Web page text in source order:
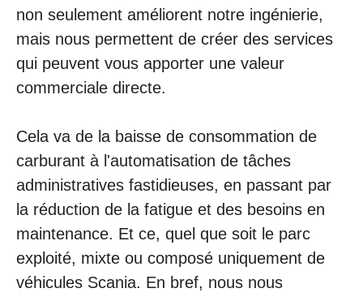
non seulement améliorent notre ingénierie,
mais nous permettent de créer des services
qui peuvent vous apporter une valeur
commerciale directe.
Cela va de la baisse de consommation de
carburant à l'automatisation de tâches
administratives fastidieuses, en passant par
la réduction de la fatigue et des besoins en
maintenance. Et ce, quel que soit le parc
exploité, mixte ou composé uniquement de
véhicules Scania. En bref, nous nous